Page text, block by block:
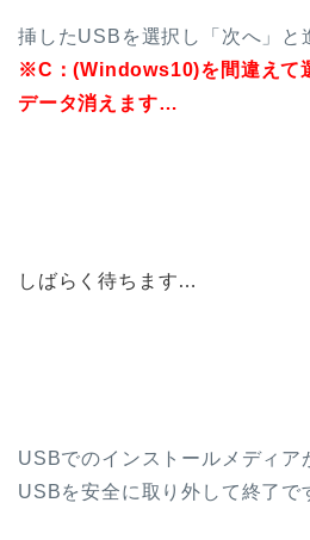
挿したUSBを選択し「次へ」と
※C：(Windows10)を間違えて
データ消えます…
しばらく待ちます…
USBでのインストールメディア
USBを安全に取り外して終了で